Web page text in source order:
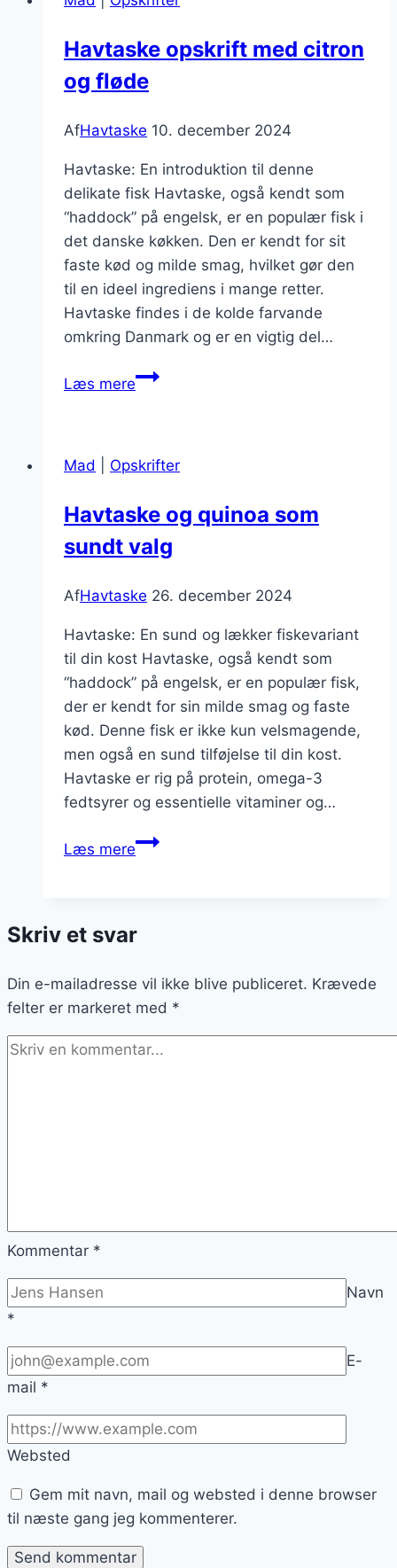
fest
Havtaske opskrift med citron
og fløde
AfHavtaske 10. december 2024
Havtaske: En introduktion til denne
delikate fisk Havtaske, også kendt som
“haddock” på engelsk, er en populær fisk i
det danske køkken. Den er kendt for sit
faste kød og milde smag, hvilket gør den
til en ideel ingrediens i mange retter.
Havtaske findes i de kolde farvande
omkring Danmark og er en vigtig del…
Læs mereHavtaske
og
Mad Opskrifter
Havtaske og quinoa som
sundt valg
AfHavtaske 26. december 2024
Havtaske: En sund og lækker fiskevariant
til din kost Havtaske, også kendt som
“haddock” på engelsk, er en populær fisk,
der er kendt for sin milde smag og faste
kød. Denne fisk er ikke kun velsmagende,
men også en sund tilføjelse til din kost.
Havtaske er rig på protein, omega-3
fedtsyrer og essentielle vitaminer og…
Læs mereHavtaske
sundt
Skriv et svar
Din e-mailadresse vil ikke blive publiceret. Krævede
felter er markeret med *
Kommentar *
Navn
*
E-
mail *
Websted
Gem mit navn, mail og websted i denne browser
til næste gang jeg kommenterer.